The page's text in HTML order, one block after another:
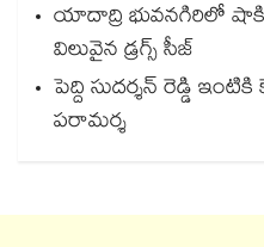
యాదాద్రి భువనగిరిలో
విలువైన డ్రగ్స్ సీజ్
పెద్ది సుదర్శన్ రెడ్డి
పరామర్శ